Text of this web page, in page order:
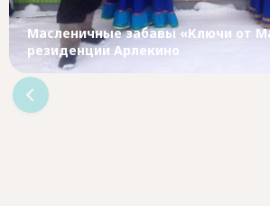
Масленичные забавы «Ключи от
резиденции Арлекино